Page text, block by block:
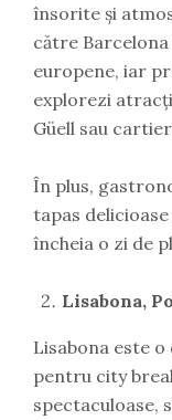
însorite și
către
europene, iar
explorezi
Güell sau
În plus,
tapas
încheia o zi de
Lisabona,
Lisabona este
pentru city
spectaculoase,